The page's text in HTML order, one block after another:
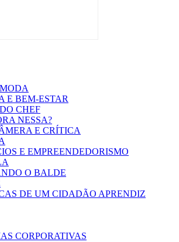
E BEM-ESTAR
CHEF
NESSA?
E CRÍTICA
E EMPREENDEDORISMO
O BALDE
DE UM CIDADÃO APRENDIZ
CORPORATIVAS